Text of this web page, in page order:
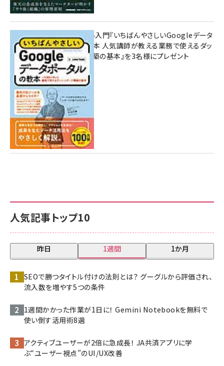
人気記事トップ10
昨日 1週間 1か月
SEOで勝つタイトル付けの法則とは？ グーグルから評価され、
流入数を増やす5つの条件
1週間かかった作業が1日に！ Gemini Notebookを無料で
使い倒す活用術8選
アクティブユーザーが2倍に急成長！ JA共済アプリに学
ぶ“ユーザー視点”のUI/UX改善
無料BIツール入門『いちばんやさしいGoogleデータ
ポータルの教本 人気講師が教える業務で使えるダッ
シュボード構築の基本』を3名様にプレゼント
7月31日 10:00